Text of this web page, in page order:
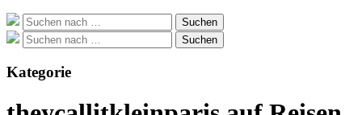
Suche
nach:
Suchen
Suche
nach:
Suchen
Kategorie